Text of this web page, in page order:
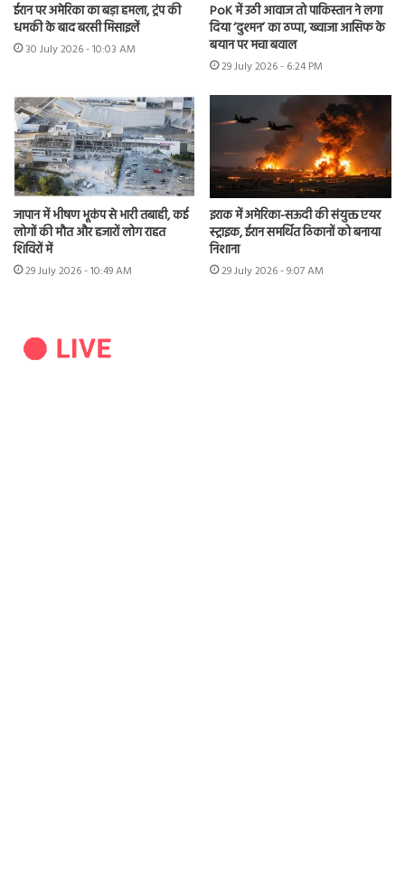
ईरान पर अमेरिका का बड़ा हमला, ट्रंप की
धमकी के बाद बरसी मिसाइलें
30 July 2026 - 10:03 AM
PoK में उठी आवाज तो पाकिस्तान ने लगा
दिया ‘दुश्मन’ का ठप्पा, ख्वाजा आसिफ के
बयान पर मचा बवाल
29 July 2026 - 6:24 PM
जापान में भीषण भूकंप से भारी तबाही, कई
लोगों की मौत और हजारों लोग राहत
शिविरों में
29 July 2026 - 10:49 AM
इराक में अमेरिका-सऊदी की संयुक्त एयर
स्ट्राइक, ईरान समर्थित ठिकानों को बनाया
निशाना
29 July 2026 - 9:07 AM